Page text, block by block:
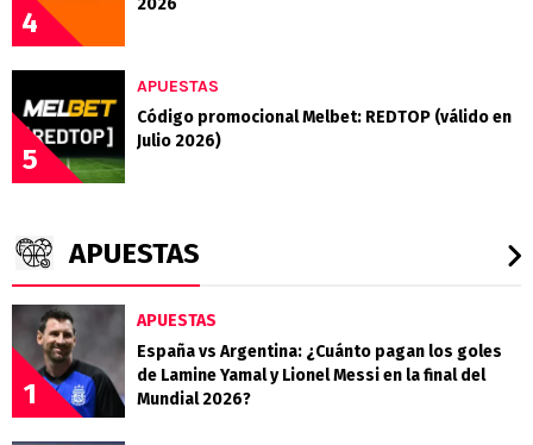
4
5
APUESTAS
Código promocional Melbet: REDTOP (válido en
Julio 2026)
APUESTAS
1
APUESTAS
España vs Argentina: ¿Cuánto pagan los goles
de Lamine Yamal y Lionel Messi en la final del
Mundial 2026?